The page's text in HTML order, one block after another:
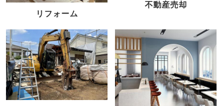
リフォーム
不動産売却